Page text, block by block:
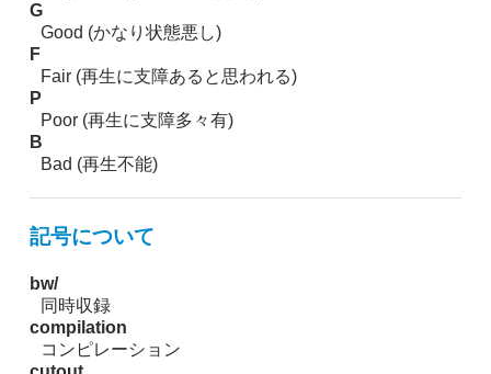
G
Good (かなり状態悪し)
F
Fair (再生に支障あると思われる)
P
Poor (再生に支障多々有)
B
Bad (再生不能)
記号について
bw/
同時収録
compilation
コンピレーション